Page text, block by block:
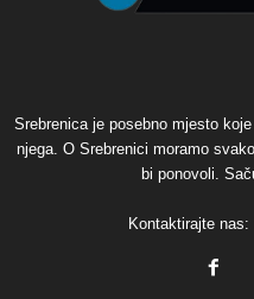
Srebrenica je posebno mjesto
njega. O Srebrenici moramo
bi ponovoli.
Kontaktirajte nas: